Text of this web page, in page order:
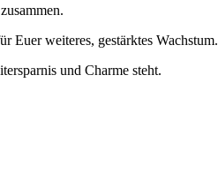
Euer weiteres, gestärktes Wachstum.
und Charme steht.